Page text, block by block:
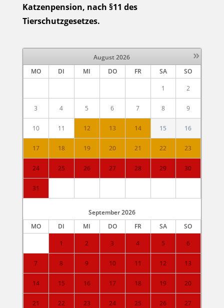
Katzenpension, nach §11 des
Tierschutzgesetzes.
»
August 2026
MO
DI MI DO FR SA
SO
1
2
3 4 5 6 7 8 9
10 11 12 13 14 15 16
17 18 19 20 21 22 23
24 25 26 27 28 29 30
31
September2026
MO
DI MI DO FR SA
SO
1
2 3 4 5 6
7 8 9 10 11 12 13
14 15 16 17 18 19 20
21 22 23 24 25 26 27